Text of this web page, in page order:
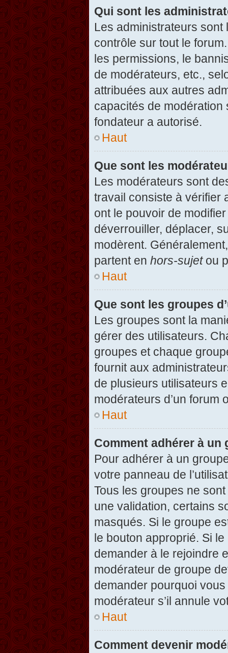
Qui sont les
Les administrateurs
contrôle sur tout le
les permissions, le
de modérateurs, etc.,
attribuées aux autres
capacités de modération
fondateur a autorisé.
Haut
Que sont les
Les modérateurs sont
travail consiste à vérifier
ont le pouvoir de
déverrouiller, déplacer,
modèrent.
partent en hors-sujetou
Haut
Que sont les groupes
Les groupes sont la
gérer des utilisateurs.
groupes et chaque
fournit aux
de plusieurs utilisateurs
modérateurs d’un forum
Haut
Comment adhérer à un
Pour adhérer à un
votre panneau de
Tous les groupes ne
une validation, certains
masqués. Si le groupe
le bouton approprié. Si
demander à le rejoindre
modérateur de groupe
demander pourquoi
modérateur s’il annule
Haut
Comment devenir